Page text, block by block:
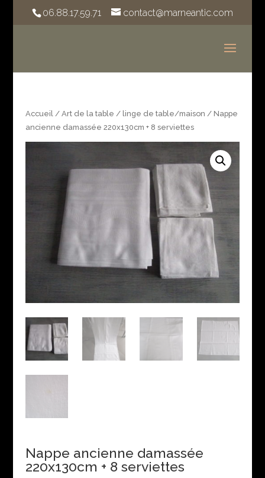
06.88.17.59.71 contact@marneantic.com
Accueil/ Art de la table / linge de table/maison / Nappe
ancienne damassée 220x130cm + 8 serviettes
Nappe ancienne damassée
220x130cm + 8 serviettes